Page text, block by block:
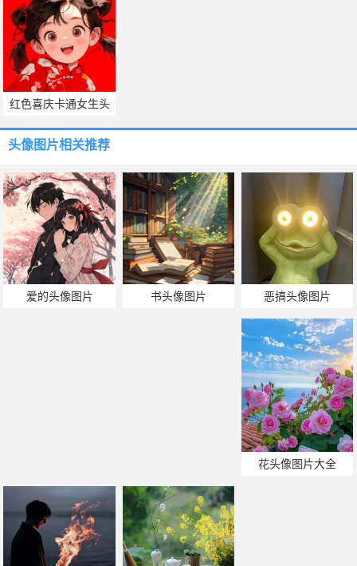
红色喜庆卡通女生头
像
头像图片相关推荐
爱的头像图片 书头像图片 恶搞头像图片
花头像图片大全